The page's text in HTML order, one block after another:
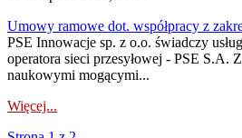
Umowy ramowe dot. współpracy z
PSE Innowacje sp. z o.o. świadczy
operatora sieci przesyłowej - PSE S.A.
naukowymi mogącymi...
Więcej...